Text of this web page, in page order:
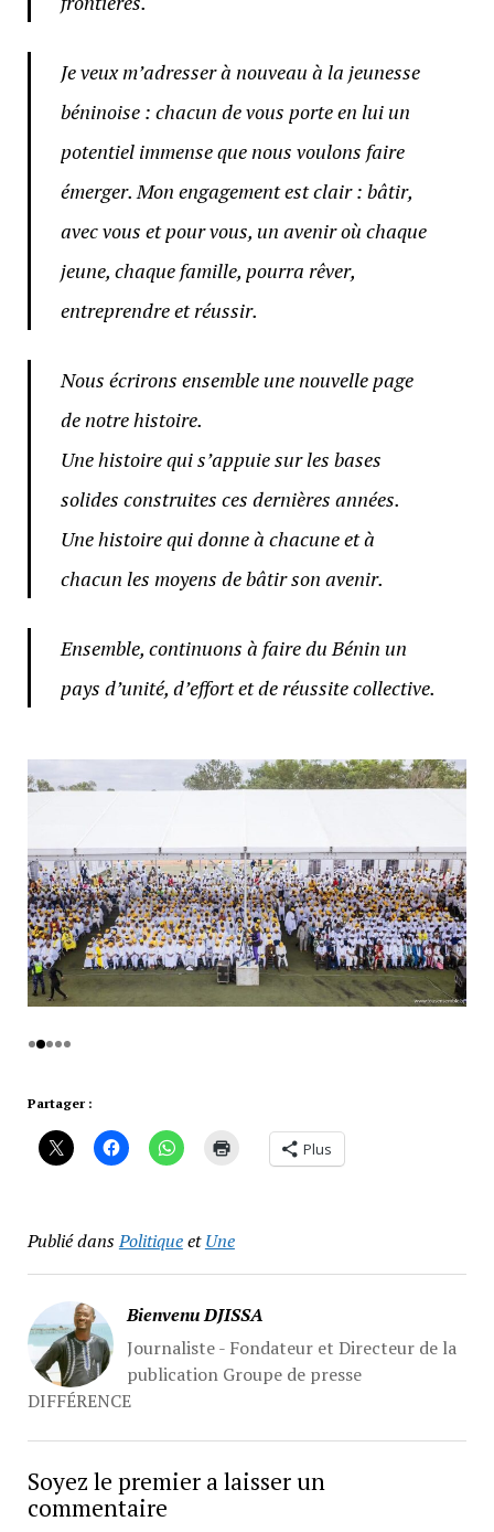
Je veux m’adresser à nouveau à la jeunesse
béninoise : chacun de vous porte en lui un
potentiel immense que nous voulons faire
émerger. Mon engagement est clair : bâtir,
avec vous et pour vous, un avenir où chaque
jeune, chaque famille, pourra rêver,
entreprendre et réussir.
Nous écrirons ensemble une nouvelle page
de notre histoire.
Une histoire qui s’appuie sur les bases
solides construites ces dernières années.
Une histoire qui donne à chacune et à
chacun les moyens de bâtir son avenir.
Ensemble, continuons à faire du Bénin un
pays d’unité, d’effort et de réussite collective.
Partager :
Plus
Publié dansPolitiqueetUne
Bienvenu DJISSA
Journaliste - Fondateur et Directeur de la
publication Groupe de presse
DIFFÉRENCE
Soyez le premier a laisser un
commentaire